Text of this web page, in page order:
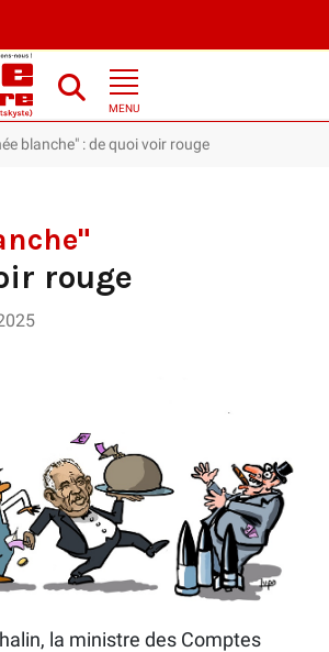
MENU
blanche" : de quoi voir rouge
rouge
la ministre des Comptes